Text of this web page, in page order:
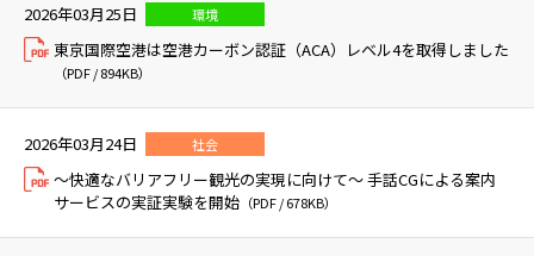
2026年03月25日 環境
東京国際空港は空港カーボン認証（ACA）レベル4を取得しました
（PDF / 894KB）
2026年03月24日 社会
～快適なバリアフリー観光の実現に向けて～ 手話CGによる案内
サービスの実証実験を開始 （PDF / 678KB）